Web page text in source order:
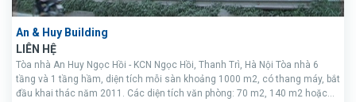
An & Huy Building
LIÊN HỆ
Tòa nhà An Huy Ngọc Hồi - KCN Ngọc Hồi, Thanh Trì, Hà Nội Tòa nhà 6
tầng và 1 tầng hầm, diện tích mỗi sàn khoảng 1000 m2, có thang máy, bắt
đầu khai thác năm 2011. Các diện tích văn phòng: 70 m2, 140 m2 hoặc